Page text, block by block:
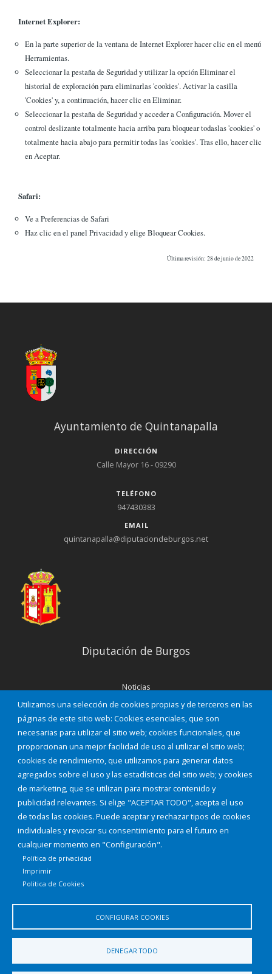
Internet Explorer:
En la parte superior de la ventana de Internet Explorer hacer clic en el menú
Herramientas.
Seleccionar la pestaña de Seguridad y utilizar la opción Eliminar el
historial de exploración para eliminarlas 'cookies'. Activar la casilla
'Cookies' y, a continuación, hacer clic en Eliminar.
Seleccionar la pestaña de Seguridad y acceder a Configuración. Mover el
control deslizante totalmente hacia arriba para bloquear todaslas 'cookies' o
totalmente hacia abajo para permitir todas las 'cookies'. Tras ello, hacer clic
en Aceptar.
Safari:
Ve a Preferencias de Safari
Haz clic en el panel Privacidad y elige Bloquear Cookies.
Última revisión: 28 de junio de 2022
Utilizamos una selección de cookies propias y de terceros en las
páginas de este sitio web: Cookies esenciales, que son
necesarias para utilizar el sitio web; cookies funcionales, que
proporcionan una mejor facilidad de uso al utilizar el sitio web;
cookies de rendimiento, que utilizamos para generar datos
agregados sobre el uso y las estadísticas del sitio web; y cookies
de marketing, que se utilizan para mostrar contenido y
publicidad relevantes. Si elige "ACEPTAR TODO", acepta el uso
de todas las cookies. Puede aceptar y rechazar tipos de cookies
individuales y revocar su consentimiento para el futuro en
cualquier momento en "Configuración".
Política de privacidad
Imprimir
Politica de Cookies
CONFIGURAR COOKIES
DENEGAR TODO
Ayuntamiento de Quintanapalla
DIRECCIÓN
Calle Mayor 16 - 09290
TELÉFONO
947430383
EMAIL
quintanapalla@diputaciondeburgos.net
Diputación de Burgos
Noticias
Eventos
Corporación Municipal
Teléfonos de interés
INICIAR SESIÓN
MAPA WEB